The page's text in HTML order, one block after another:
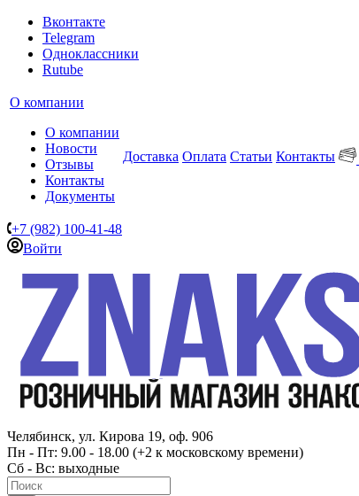
Вконтакте
Telegram
Одноклассники
Rutube
О компании
О компании
Новости
Отзывы
Контакты
Документы
Доставка Оплата Статьи Контакты
+7 (982) 100-41-48
Войти
Челябинск, ул. Кирова 19, оф. 906
Пн - Пт: 9.00 - 18.00 (+2 к московскому времени)
Сб - Вс: выходные